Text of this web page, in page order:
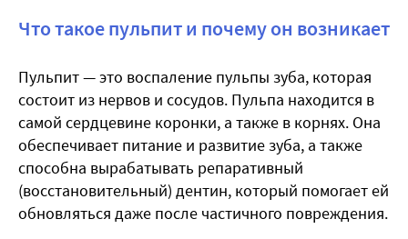
Что такое пульпит и почему он возникает
Пульпит — это воспаление пульпы зуба, которая
состоит из нервов и сосудов. Пульпа находится в
самой сердцевине коронки, а также в корнях. Она
обеспечивает питание и развитие зуба, а также
способна вырабатывать репаративный
(восстановительный) дентин, который помогает ей
обновляться даже после частичного повреждения.